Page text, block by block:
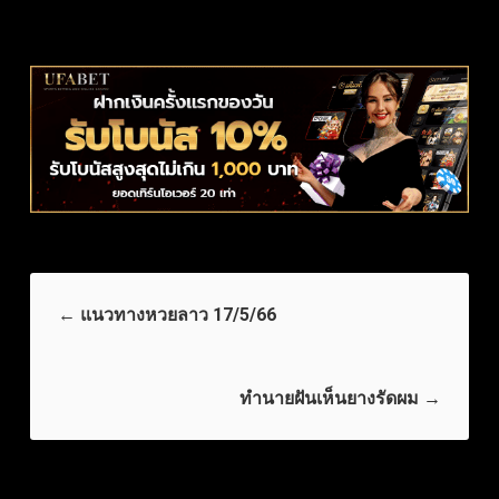
← แนวทางหวยลาว 17/5/66
ทำนายฝันเห็นยางรัดผม →